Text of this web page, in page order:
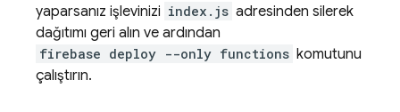
yaparsanız işlevinizi index.js adresinden silerek
dağıtımı geri alın ve ardından
firebase deploy --only functions komutunu
çalıştırın.